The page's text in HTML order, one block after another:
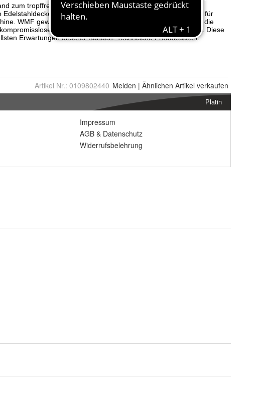
Artikel Nr.: 0109802440 Melden | Ähnlichen Artikel verkaufen
Platin
Impressum
AGB & Datenschutz
Widerrufsbelehrung